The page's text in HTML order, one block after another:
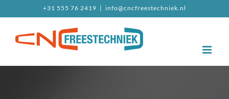
naar
inhoud
+31 555 76 2419 | info@cncfreestechniek.nl